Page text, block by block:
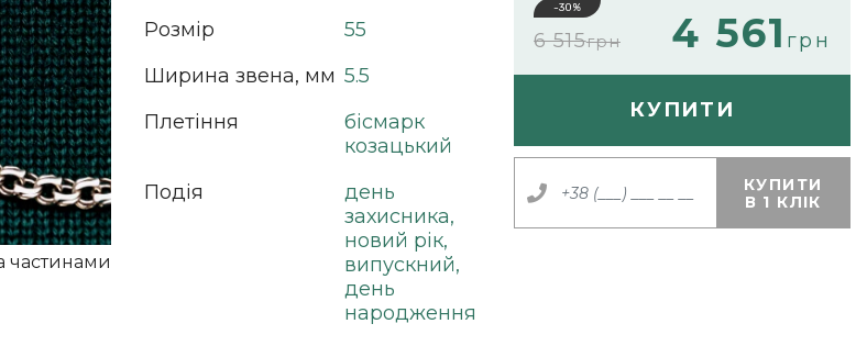
Розмір
55
Ширина звена, мм 5.5
Плетіння
бісмарк
козацький
Подія
день
захисника,
новий рік,
випускний,
день
народження
-30%
6 515грн 4 561 грн
КУПИТИ
КУПИТИ
В 1 КЛІК